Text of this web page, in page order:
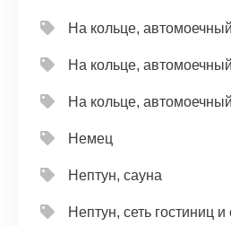
На кольце,
На кольце,
На кольце,
Немец
Нептун, сауна
Нептун, сеть гостиниц и